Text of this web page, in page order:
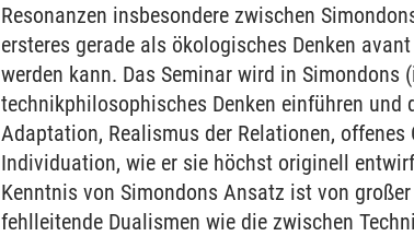
Resonanzen insbesondere zwischen
ersteres gerade als ökologisches Denken
werden kann. Das Seminar wird in
technikphilosophisches Denken einführen
Adaptation, Realismus der Relationen,
Individuation, wie er sie höchst originell
Kenntnis von Simondons Ansatz ist von
fehlleitende Dualismen wie die zwischen